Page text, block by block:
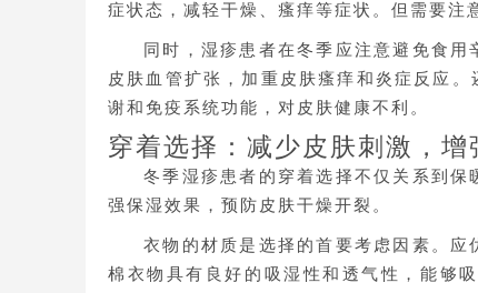
症状态，减轻干燥、瘙痒等症状。但需要注
同时，湿疹患者在冬季应注意避免食
皮肤血管扩张，加重皮肤瘙痒和炎症反应
谢和免疫系统功能，对皮肤健康不利。
穿着选择：减少皮肤刺激，增
冬季湿疹患者的穿着选择不仅关系到
强保湿效果，预防皮肤干燥开裂。
衣物的材质是选择的首要考虑因素。
棉衣物具有良好的吸湿性和透气性，能够